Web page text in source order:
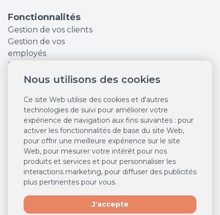
Nous utilisons des cookies
Ce site Web utilise des cookies et d'autres
technologies de suivi pour améliorer votre
expérience de navigation aux fins suivantes : pour
activer les fonctionnalités de base du site Web,
pour offrir une meilleure expérience sur le site
Web, pour mesurer votre intérêt pour nos
produits et services et pour personnaliser les
interactions marketing, pour diffuser des publicités
plus pertinentes pour vous.
J'accepte
Fonctionnalités
Gestion de vos clients
Gestion de vos
employés
Finances et Statistiques
Augmentez votre
Outils marketing
Réservations en ligne
24/7
Système de caisse
Des ventes en ligne
24/7
Agenda intelligent
Salonkee Payments
Gestion centralisée
multi-salons